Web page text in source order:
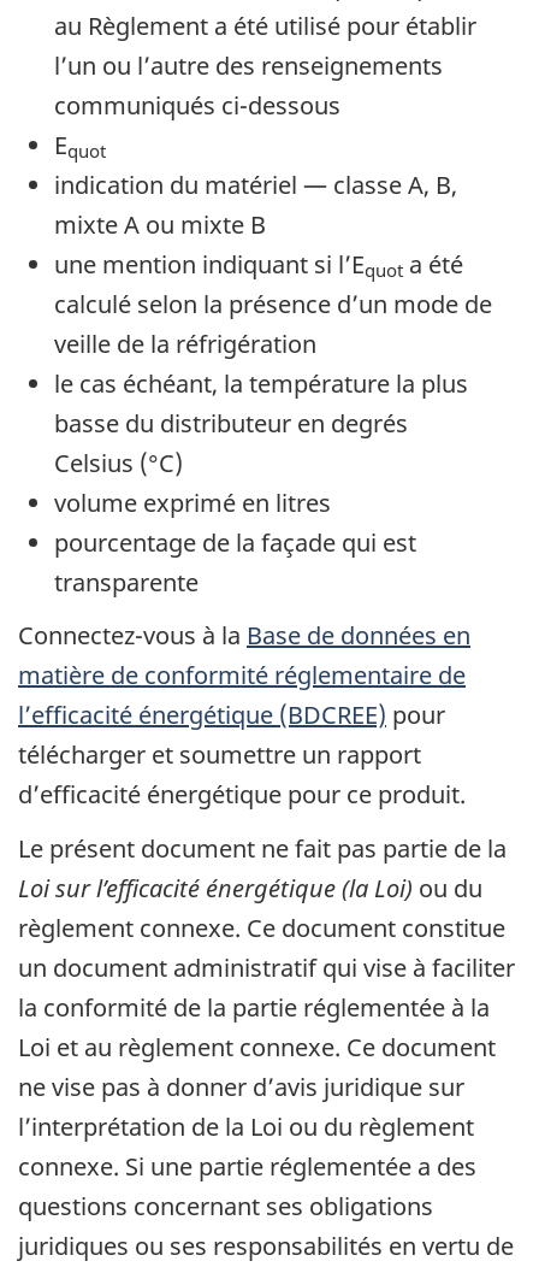
au Règlement a été utilisé pour établir
l’un ou l’autre des renseignements
communiqués ci-dessous
Equot
indication du matériel — classe A, B,
mixte A ou mixte B
une mention indiquant si l’Equot a été
calculé selon la présence d’un mode de
veille de la réfrigération
le cas échéant, la température la plus
basse du distributeur en degrés
Celsius (°C)
volume exprimé en litres
pourcentage de la façade qui est
transparente
Connectez-vous à la Base de données en
matière de conformité réglementaire de
l’efficacité énergétique (BDCREE) pour
télécharger et soumettre un rapport
d’efficacité énergétique pour ce produit.
Le présent document ne fait pas partie de la
Loi sur l’efficacité énergétique (la Loi) ou du
règlement connexe. Ce document constitue
un document administratif qui vise à faciliter
la conformité de la partie réglementée à la
Loi et au règlement connexe. Ce document
ne vise pas à donner d’avis juridique sur
l’interprétation de la Loi ou du règlement
connexe. Si une partie réglementée a des
questions concernant ses obligations
juridiques ou ses responsabilités en vertu de